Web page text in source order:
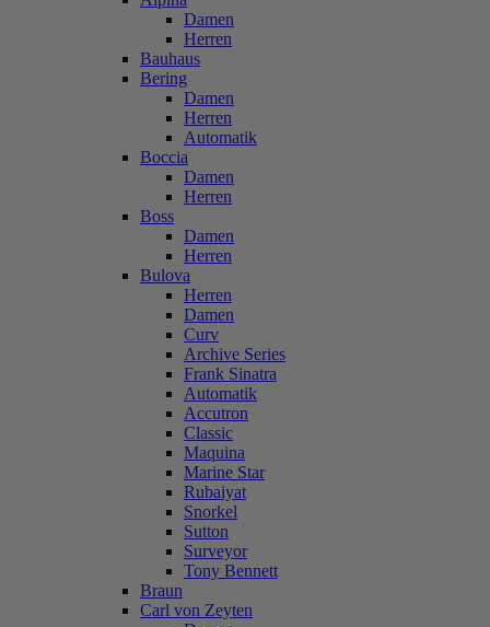
Damen
Herren
Bauhaus
Bering
Damen
Herren
Automatik
Boccia
Damen
Herren
Boss
Damen
Herren
Bulova
Herren
Damen
Curv
Archive Series
Frank Sinatra
Automatik
Accutron
Classic
Maquina
Marine Star
Rubaiyat
Snorkel
Sutton
Surveyor
Tony Bennett
Braun
Carl von Zeyten